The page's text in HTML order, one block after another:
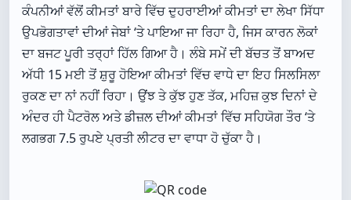
ਕੰਪਨੀਆਂ ਵੱਲੋਂ ਕੀਮਤਾਂ ਬਾਰੇ ਵਿੱਚ ਦੁਹਰਾਈਆਂ ਕੀਮਤਾਂ ਦਾ ਲੇਖਾ ਸਿੱਧਾ
ਉਪਭੋਗਤਾਵਾਂ ਦੀਆਂ ਜੇਬਾਂ ‘ਤੇ ਪਾਇਆ ਜਾ ਰਿਹਾ ਹੈ, ਜਿਸ ਕਾਰਨ ਲੋਕਾਂ
ਦਾ ਬਜਟ ਪੂਰੀ ਤਰ੍ਹਾਂ ਹਿੱਲ ਗਿਆ ਹੈ। ਲੰਬੇ ਸਮੇਂ ਦੀ ਬੱਚਤ ਤੋਂ ਬਾਅਦ
ਅੱਧੀ 15 ਮਈ ਤੋਂ ਸ਼ੁਰੂ ਹੋਇਆ ਕੀਮਤਾਂ ਵਿੱਚ ਵਾਧੇ ਦਾ ਇਹ ਸਿਲਸਿਲਾ
ਰੁਕਣ ਦਾ ਨਾਂ ਨਹੀਂ ਰਿਹਾ। ਉਂਝ ਤੇ ਕੁੱਝ ਹੁਣ ਤੱਕ, ਮਹਿਜ਼ ਕੁਝ ਦਿਨਾਂ ਦੇ
ਅੰਦਰ ਹੀ ਪੈਟਰੋਲ ਅਤੇ ਡੀਜ਼ਲ ਦੀਆਂ ਕੀਮਤਾਂ ਵਿੱਚ ਸਹਿਯੋਗ ਤੌਰ ‘ਤੇ
ਲਗਭਗ 7.5 ਰੁਪਏ ਪ੍ਰਤੀ ਲੀਟਰ ਦਾ ਵਾਧਾ ਹੋ ਚੁੱਕਾ ਹੈ।